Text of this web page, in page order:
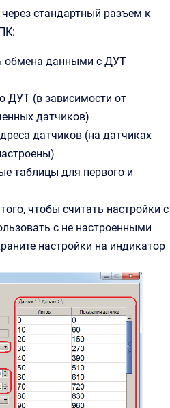
стандартный разъем к
обмена данными с ДУТ
ДУТ (в зависимости от
датчиков)
датчиков (на датчиках
таблицы для первого и
чтобы считать настройки с
с не настроенными
настройки на индикатор